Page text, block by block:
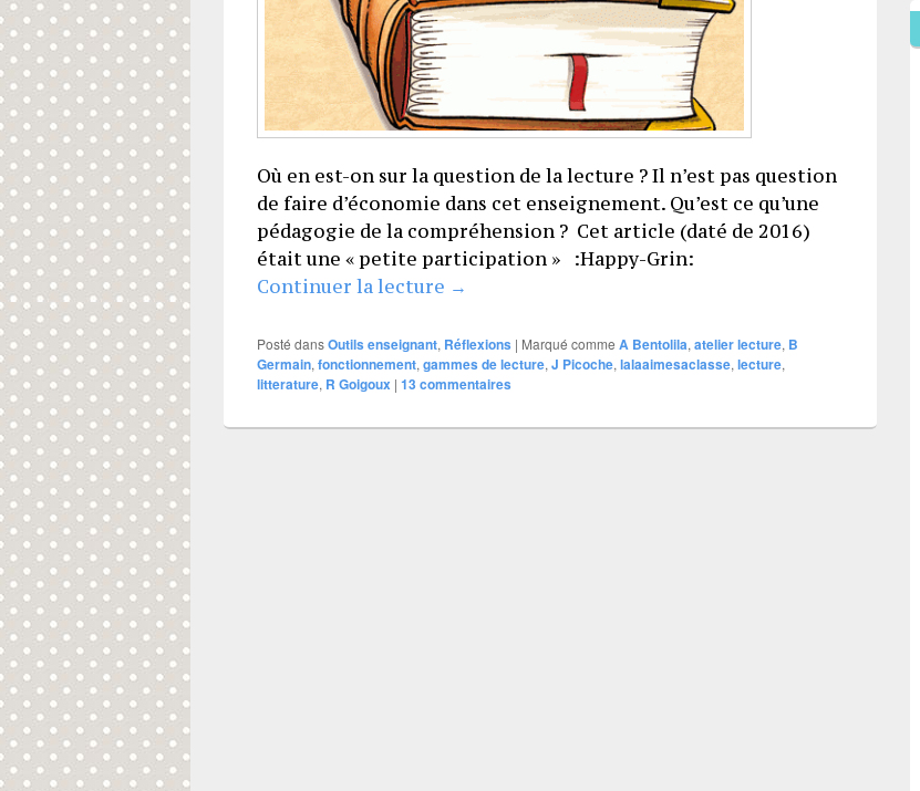
Où en est-on sur la question de la lecture ? Il n’est pas question
de faire d’économie dans cet enseignement. Qu’est ce qu’une
pédagogie de la compréhension ? Cet article (daté de 2016)
était une « petite participation » :Happy-Grin:
Continuer la lecture Je suis d’accord avec vous
→
Posté dansOutils enseignant, Réflexions | Marqué comme A Bentolila, atelier lecture, B
Germain, fonctionnement, gammes de lecture, J Picoche, lalaaimesaclasse, lecture,
litterature, R Goigoux | 13 commentaires